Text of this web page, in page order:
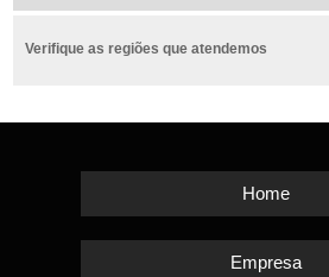
Verifique as regiões que atendemos
Home
Empresa